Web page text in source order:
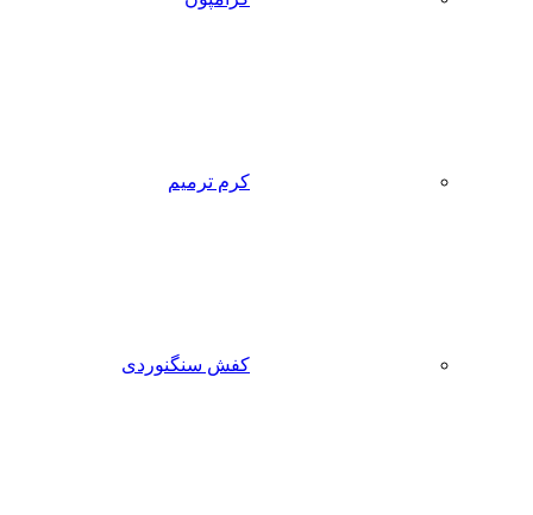
کرم ترمیم
کفش سنگنوردی